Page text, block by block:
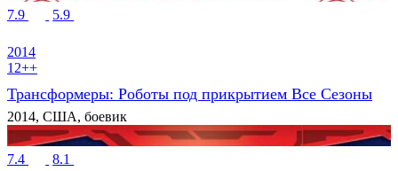
7.9 5.9
2014
12++
Трансформеры: Роботы под прикрытием Все Сезоны
2014, США, боевик
7.4 8.1